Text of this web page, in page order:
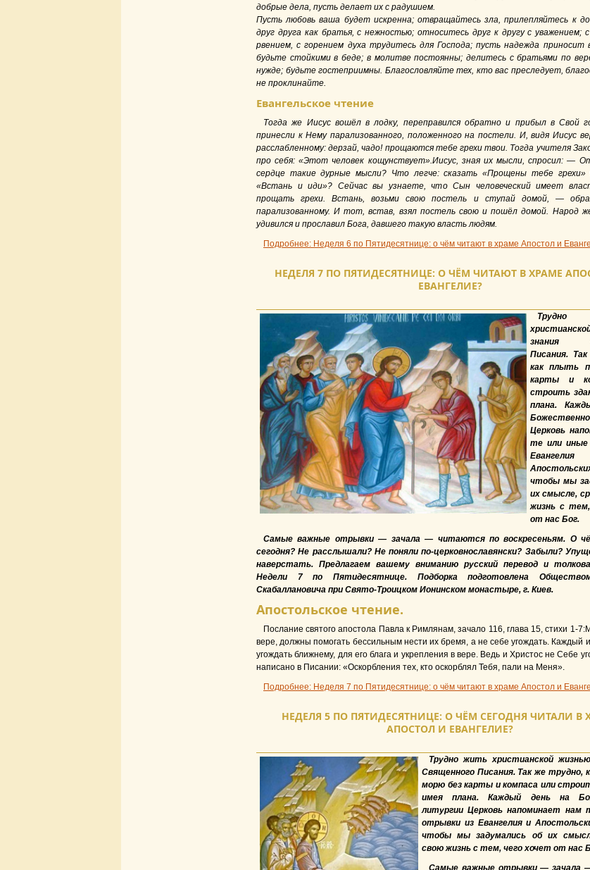
добрые дела, пусть делает их с радушием.
Пусть любовь ваша будет искренна; отвращайтесь зла, прилепляйтесь к
друг друга как братья, с нежностью; относитесь друг к другу с уважением;
рвением, с горением духа трудитесь для Господа; пусть надежда приносит
будьте стойкими в беде; в молитве постоянны; делитесь с братьями по
нужде; будьте гостеприимны. Благословляйте тех, кто вас преследует,
не проклинайте.
Евангельское чтение
Тогда же Иисус вошёл в лодку, переправился обратно и прибыл в Свой
принесли к Нему парализованного, положенного на постели. И, видя Иисус
расслабленному: дерзай, чадо! прощаются тебе грехи твои. Тогда учителя
про себя: «Этот человек кощунствует».Иисус, зная их мысли, спросил: —
сердце такие дурные мысли? Что легче: сказать «Прощены тебе грехи»
«Встань и иди»? Сейчас вы узнаете, что Сын человеческий имеет
прощать грехи. Встань, возьми свою постель и ступай домой, —
парализованному. И тот, встав, взял постель свою и пошёл домой. Народ
удивился и прославил Бога, давшего такую власть людям.
Подробнее: Неделя 6 по Пятидесятнице: о чём читают в храме Апостол и
НЕДЕЛЯ 7 ПО ПЯТИДЕСЯТНИЦЕ: О ЧЁМ ЧИТАЮТ В ХРАМЕ
ЕВАНГЕЛИЕ?
знания
Писания.
как плыть
карты и
строить
плана.
Церковь
те или иные
чтобы мы
их смысле,
жизнь с
от нас Бог.
Самые важные отрывки — зачала — читаются по воскресеньям. О
сегодня? Не расслышали? Не поняли по-церковнославянски? Забыли?
наверстать. Предлагаем вашему вниманию русский перевод и
Недели 7 по Пятидесятнице. Подборка подготовлена
Скабаллановича при Свято-Троицком Ионинском монастыре, г. Киев.
Апостольское чтение.
Послание святого апостола Павла к Римлянам, зачало 116, глава 15, стихи 1-
вере, должны помогать бессильным нести их бремя, а не себе угождать. Каждый
угождать ближнему, для его блага и укрепления в вере. Ведь и Христос не Себе
написано в Писании: «Оскорбления тех, кто оскорблял Тебя, пали на Меня».
Подробнее: Неделя 7 по Пятидесятнице: о чём читают в храме Апостол и
НЕДЕЛЯ 5 ПО ПЯТИДЕСЯТНИЦЕ: О ЧЁМ СЕГОДНЯ ЧИТАЛИ В
АПОСТОЛ И ЕВАНГЕЛИЕ?
Трудно жить христианской
Священного Писания. Так же трудно,
морю без карты и компаса или
имея плана. Каждый день на
литургии Церковь напоминает нам
отрывки из Евангелия и
чтобы мы задумались об их
свою жизнь с тем, чего хочет от нас
Самые важные отрывки — зачала